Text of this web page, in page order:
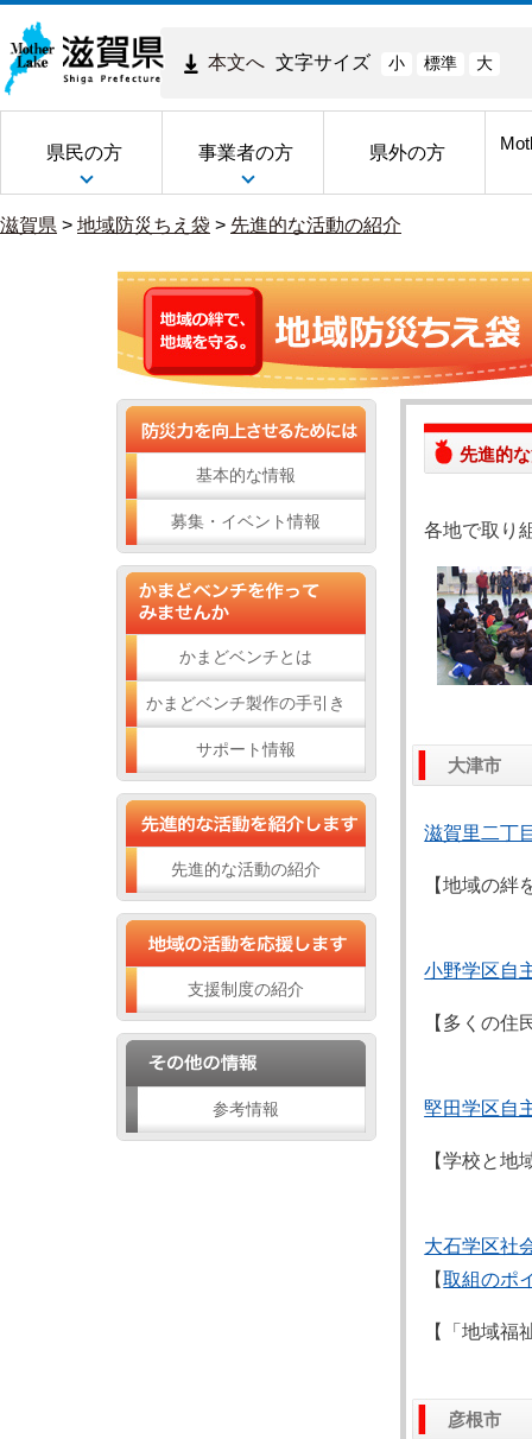
本文へ 文字サイズ 小 標準 大
県民の方 事業者の方 県外の方
滋賀県 > 地域防災ちえ袋 > 先進的な活動の紹介
基本的な情報
募集・イベント情報
かまどベンチとは
かまどベンチ製作の手引き
サポート情報
先進的な活動の紹介
支援制度の紹介
参考情報
先進的
各地で取り
大津市
滋賀里二丁
【地域の絆
小野学区自
【多くの
堅田学区自
【学校と
大石学区社
【取組のポ
【「地域
彦根市